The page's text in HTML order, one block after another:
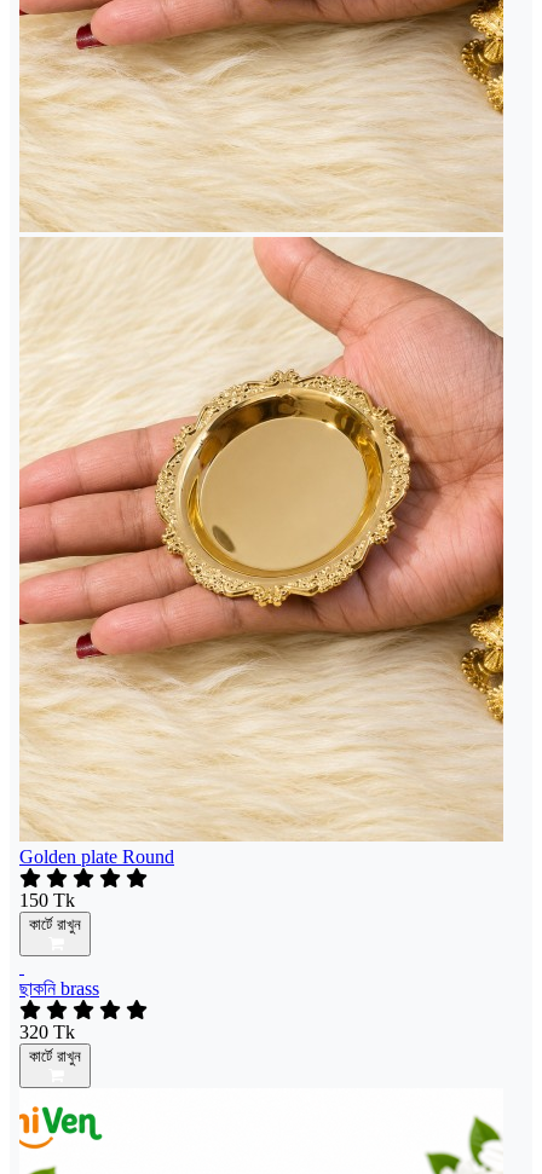
Golden plate Round
150 Tk
কার্টে রাখুন
ছাকনি brass
320 Tk
কার্টে রাখুন